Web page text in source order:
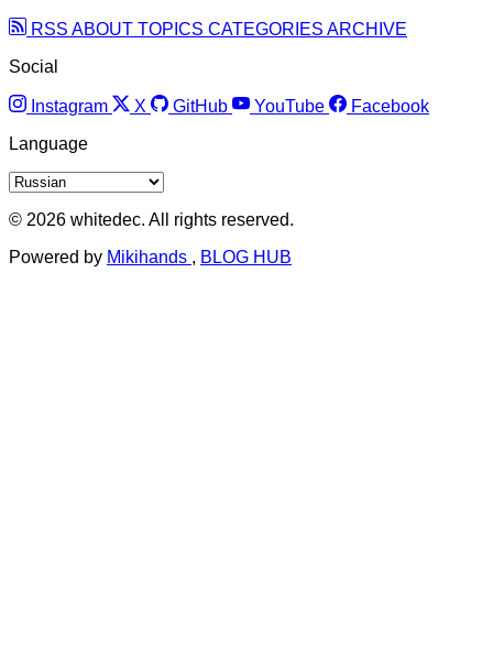
RSS ABOUT TOPICS CATEGORIES ARCHIVE
Social
Instagram X GitHub YouTube
Facebook
Language
© 2026 whitedec. All rights reserved.
Powered by Mikihands , BLOG HUB